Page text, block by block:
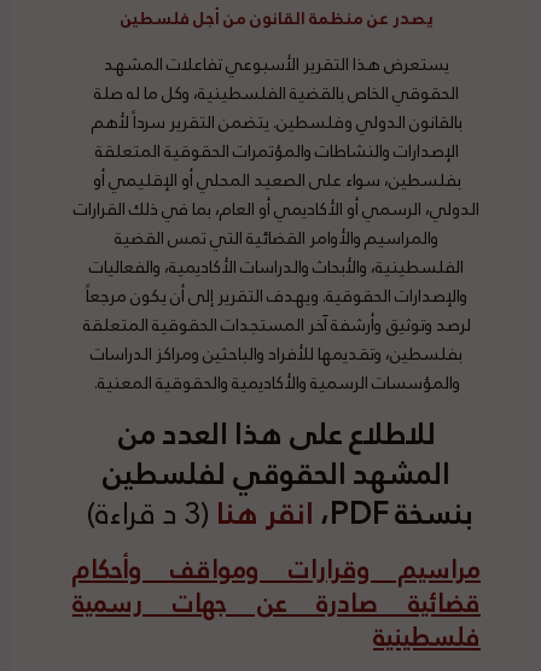
يصدر عن منظمة القانون من أجل فلسطين
يستعرض هذا التقرير الأسبوعي تفاعلات المشهد
الحقوقي الخاص بالقضية الفلسطينية، وكل ما له صلة
بالقانون الدولي وفلسطين. يتضمن التقرير سرداً لأهم
الإصدارات والنشاطات والمؤتمرات الحقوقية المتعلقة
بفلسطين، سواء على الصعيد المحلي أو الإقليمي أو
الدولي، الرسمي أو الأكاديمي أو العام، بما في ذلك القرارات
والمراسيم والأوامر القضائية التي تمس القضية
الفلسطينية، والأبحاث والدراسات الأكاديمية، والفعاليات
والإصدارات الحقوقية. ويهدف التقرير إلى أن يكون مرجعاً
لرصد وتوثيق وأرشفة آخر المستجدات الحقوقية المتعلقة
بفلسطين، وتقديمها للأفراد والباحثين ومراكز الدراسات
والمؤسسات الرسمية والأكاديمية والحقوقية المعنية.
للاطلاع على هذا العدد من
المشهد الحقوقي لفلسطين
بنسخة PDF، انقر هنا (3 د قراءة)
مراسيم وقرارات ومواقف وأحكام
قضائية صادرة عن جهات رسمية
فلسطينية